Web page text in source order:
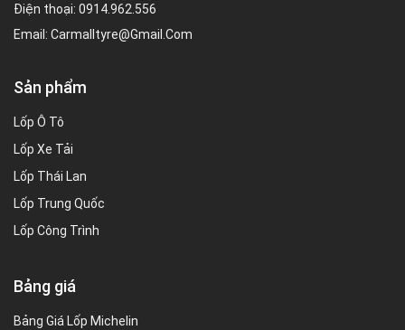
Điện thoại: 0914.962.556
Email: Carmalltyre@gmail.com
Sản phẩm
Lốp Ô Tô
Lốp Xe Tải
Lốp Thái Lan
Lốp Trung Quốc
Lốp Công Trình
Bảng giá
Bảng Giá Lốp Michelin